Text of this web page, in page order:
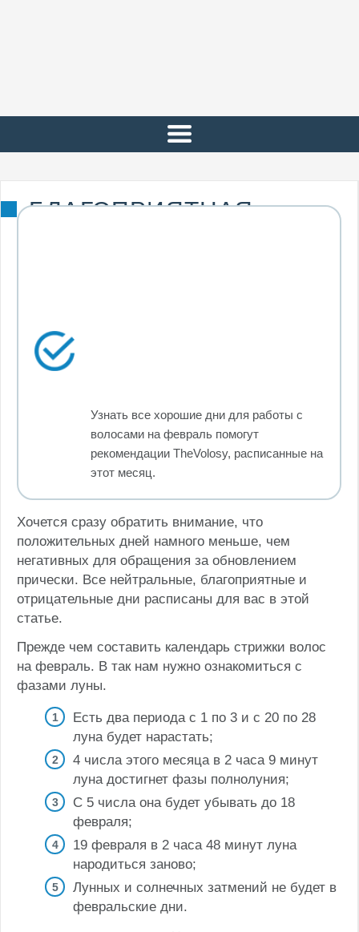
БЛАГОПРИЯТНАЯ
обновления прически
Общие рекомендации
Узнать все хорошие дни для работы с
волосами на февраль помогут
рекомендации TheVolosy, расписанные на
этот месяц.
Хочется сразу обратить внимание, что
положительных дней намного меньше, чем
негативных для обращения за обновлением
прически. Все нейтральные, благоприятные и
отрицательные дни расписаны для вас в этой
статье.
Прежде чем составить календарь стрижки волос
на февраль. B так нам нужно ознакомиться с
фазами луны.
Есть два периода с 1 по 3 и с 20 по 28
луна будет нарастать;
4 числа этого месяца в 2 часа 9 минут
луна достигнет фазы полнолуния;
С 5 числа она будет убывать до 18
февраля;
19 февраля в 2 часа 48 минут луна
народиться заново;
Лунных и солнечных затмений не будет в
февральские дни.